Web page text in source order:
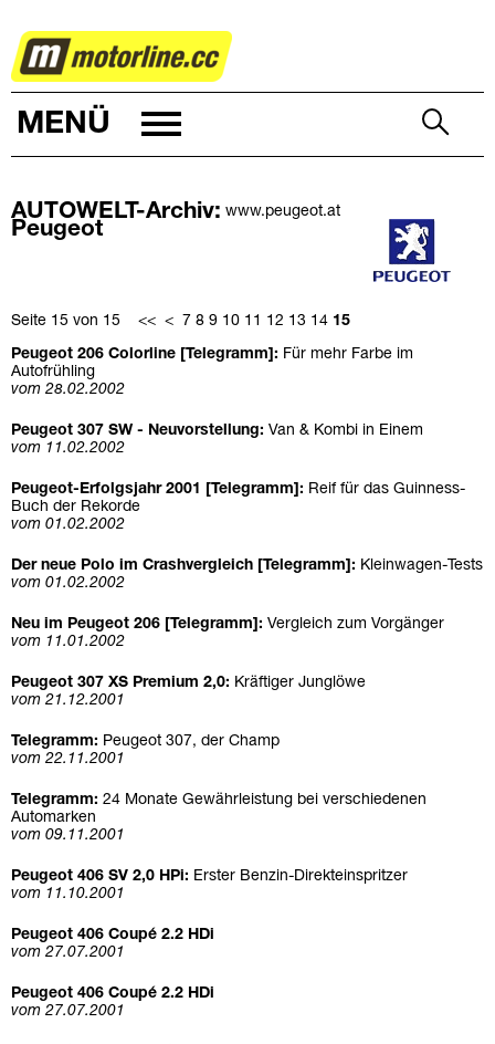
AUTOWELT
MENÜ
www.peugeot.at
AUTOWELT-Archiv:
Peugeot
Seite 15 von 15 << < 7 8 9 10 11 12 13 14 15
Peugeot 206 Colorline [Telegramm]: Für mehr Farbe im
Autofrühling
vom 28.02.2002
Peugeot 307 SW - Neuvorstellung: Van & Kombi in Einem
vom 11.02.2002
Peugeot-Erfolgsjahr 2001 [Telegramm]: Reif für das Guinness-
Buch der Rekorde
vom 01.02.2002
Der neue Polo im Crashvergleich [Telegramm]: Kleinwagen-Tests
vom 01.02.2002
Neu im Peugeot 206 [Telegramm]: Vergleich zum Vorgänger
vom 11.01.2002
Peugeot 307 XS Premium 2,0: Kräftiger Junglöwe
vom 21.12.2001
Telegramm: Peugeot 307, der Champ
vom 22.11.2001
Telegramm: 24 Monate Gewährleistung bei verschiedenen
Automarken
vom 09.11.2001
Peugeot 406 SV 2,0 HPi: Erster Benzin-Direkteinspritzer
vom 11.10.2001
Peugeot 406 Coupé 2.2 HDi
vom 27.07.2001
Peugeot 406 Coupé 2.2 HDi
vom 27.07.2001